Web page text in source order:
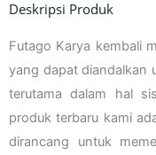
Deskripsi Produk
Futago Karya kembali
yang dapat diandalkan
terutama dalam hal
produk terbaru kami
dirancang untuk